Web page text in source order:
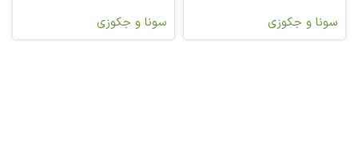
سونا و جکوزی
سونا و جکوزی